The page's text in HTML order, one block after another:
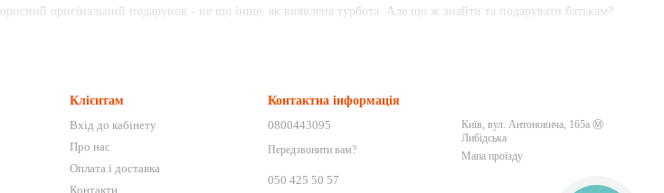
оригінальний подарунок - не що інше, як виявлена турбота. Але що ж знайти та подарувати батькам?
улюблені шахи тата або витончені пісочний годинник для затишку мамі. У нашому інтернет-магазині
Клієнтам
Вхід до кабінету
Про нас
Оплата і доставка
Контакти
Контактна інформація
0800443095
Передзвонити вам?
050 425 50 57
Київ, вул. Антоновича, 165а Ⓜ️
Либідська
Мапа проїзду